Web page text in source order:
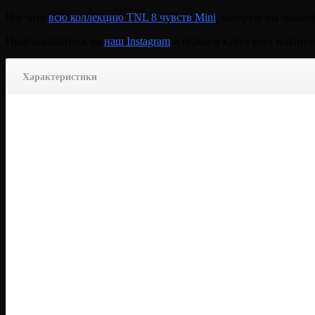
всю коллекцию TNL 8 чувств Mini
наш Instagram
Характеристики